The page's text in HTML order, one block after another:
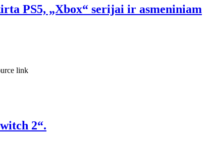
PS5, „Xbox“ serijai ir asmeniniam
link
2“.